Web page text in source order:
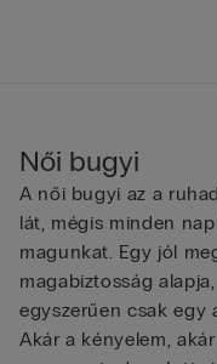
Női bugyi
A női bugyi az a
lát, mégis minden
magunkat. Egy jól
magabiztosság
egyszerűen csak egy
Akár a kényelem,